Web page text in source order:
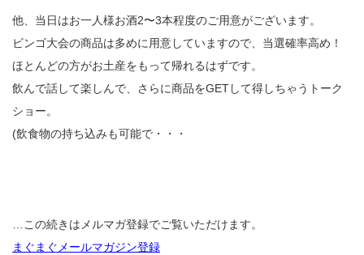
他、当日はお一人様お酒2〜3本程度のご用意がございます。
ビンゴ大会の商品は多めに用意していますので、当選確率高め！
ほとんどの方がお土産をもって帰れるはずです。
飲んで話して楽しんで、さらに商品をGETして得しちゃうトーク
ショー。
(飲食物の持ち込みも可能で・・・
…この続きはメルマガ登録でご覧いただけます。
まぐまぐメールマガジン登録